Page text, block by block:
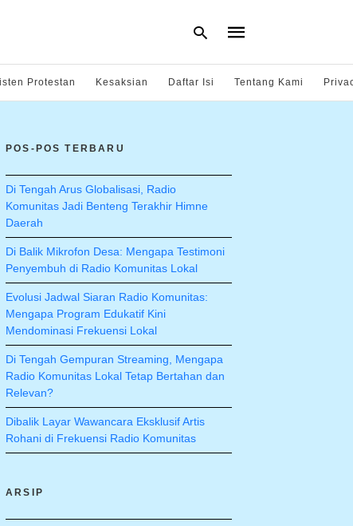
Protestan Kesaksian Daftar Isi Tentang Kami
POS-POS TERBARU
Di Tengah Arus Globalisasi, Radio
Komunitas Jadi Benteng Terakhir Himne
Daerah
Di Balik Mikrofon Desa: Mengapa Testimoni
Penyembuh di Radio Komunitas Lokal
Evolusi Jadwal Siaran Radio Komunitas:
Mengapa Program Edukatif Kini
Mendominasi Frekuensi Lokal
Di Tengah Gempuran Streaming, Mengapa
Radio Komunitas Lokal Tetap Bertahan dan
Relevan?
Dibalik Layar Wawancara Eksklusif Artis
Rohani di Frekuensi Radio Komunitas
ARSIP